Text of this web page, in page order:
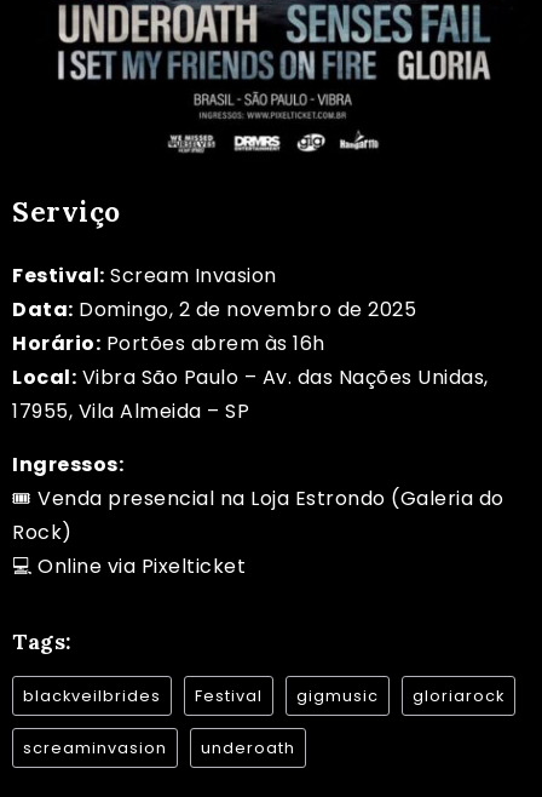
Serviço
Festival: Scream Invasion
Data: Domingo, 2 de novembro de 2025
Horário: Portões abrem às 16h
Local: Vibra São Paulo – Av. das Nações Unidas,
17955, Vila Almeida – SP
Ingressos:
🎟️ Venda presencial na Loja Estrondo (Galeria do
Rock)
💻 Online via Pixelticket
Tags:
blackveilbrides Festival gigmusic gloriarock
screaminvasion underoath